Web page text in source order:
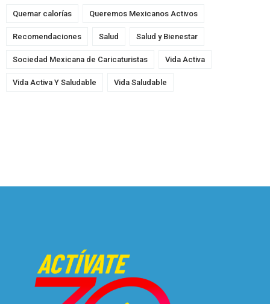
Quemar calorías Queremos Mexicanos Activos
Recomendaciones Salud Salud y Bienestar
Sociedad Mexicana de Caricaturistas Vida Activa
Vida Activa Y Saludable Vida Saludable